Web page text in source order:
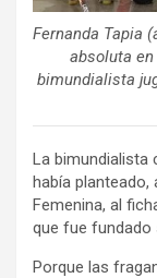
Fernanda Tapia
absoluta
bimundialista
La bimundialista
había planteado,
Femenina, al
que fue fundado
Porque las